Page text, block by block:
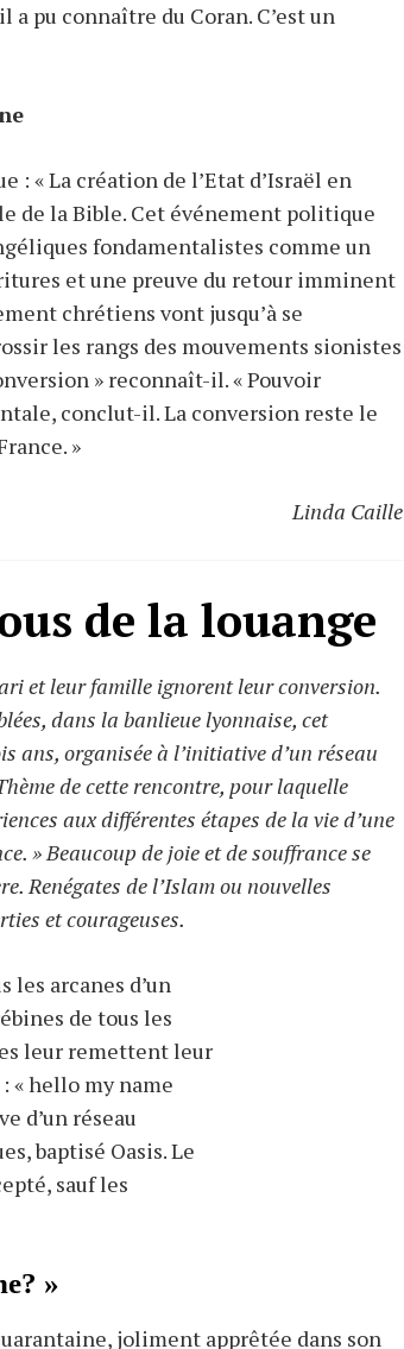
a pu connaître du Coran. C’est un
« La création de l’Etat d’Israël en
de la Bible. Cet événement politique
fondamentalistes comme un
et une preuve du retour imminent
chrétiens vont jusqu’à se
les rangs des mouvements sionistes
» reconnaît-il. « Pouvoir
conclut-il. La conversion reste le
»
Linda Caille
de la louange
et leur famille ignorent leur conversion.
dans la banlieue lyonnaise, cet
ans, organisée à l’initiative d’un réseau
de cette rencontre, pour laquelle
aux différentes étapes de la vie d’une
» Beaucoup de joie et de souffrance se
Renégates de l’Islam ou nouvelles
et courageuses.
les arcanes d’un
de tous les
leur remettent leur
« hello my name
d’un réseau
baptisé Oasis. Le
sauf les
»
joliment apprêtée dans son